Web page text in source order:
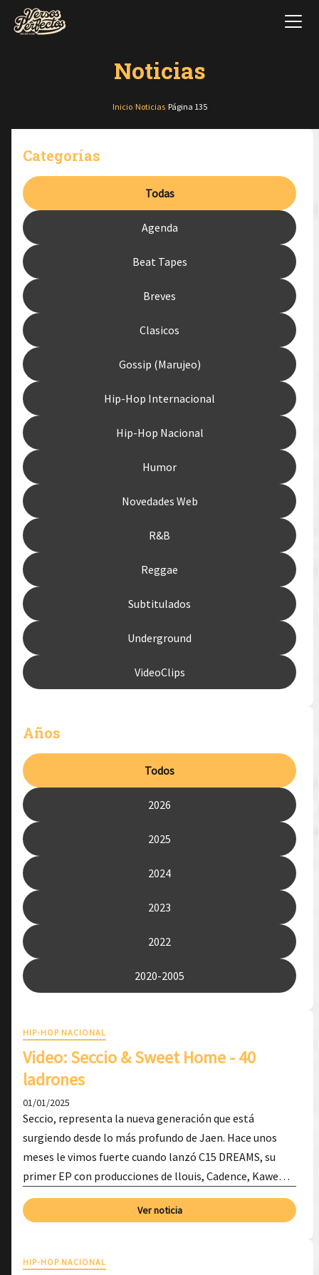
Noticias
Inicio/ Noticias/ Página 135
Categorías
Todas
Agenda
Beat Tapes
Breves
Clasicos
Gossip (Marujeo)
Hip-Hop Internacional
Hip-Hop Nacional
Humor
Novedades Web
R&B
Reggae
Subtitulados
Underground
VideoClips
Años
Todos
2026
2025
2024
2023
2022
2020-2005
HIP-HOP NACIONAL
Video: Seccio & Sweet Home - 40
ladrones
01/01/2025
Seccio, representa la nueva generación que está
surgiendo desde lo más profundo de Jaen. Hace unos
meses le vimos fuerte cuando lanzó C15 DREAMS, su
primer EP con producciones de llouis, Cadence, Kawe…
Ver noticia
HIP-HOP NACIONAL